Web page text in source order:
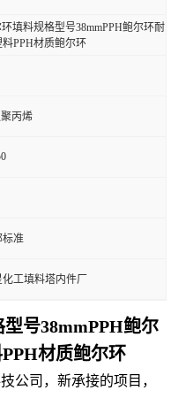
填料规格型号38mmPPH鲍尔环耐
PPH材质鲍尔环
丙烯
标准
工填料塔内件厂
号38mmPPH鲍尔
材质鲍尔环
公司，新承接的项目，